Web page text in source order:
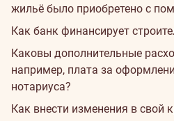
жильё было приобретено с
Как банк финансирует
Каковы дополнительные
например, плата за
нотариуса?
Как внести изменения в свой